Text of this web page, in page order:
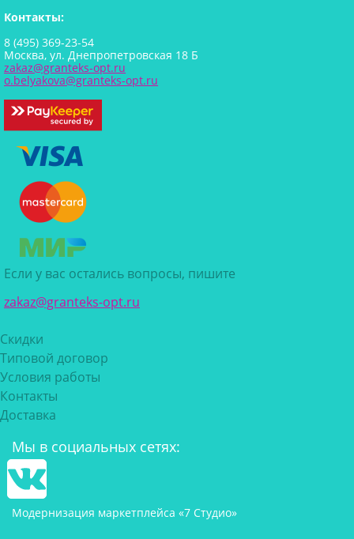
Контакты:
8 (495) 369-23-54
Москва, ул. Днепропетровская 18 Б
zakaz@granteks-opt.ru
o.belyakova@granteks-opt.ru
Если у вас остались вопросы, пишите
zakaz@granteks-opt.ru
Скидки
Типовой договор
Условия работы
Контакты
Доставка
Мы в социальных сетях:
Модернизация маркетплейса «7 Студио»